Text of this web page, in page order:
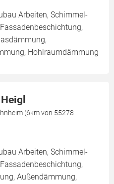
Arbeiten, Schimmel-
Hohlraumdämmung
(6km von 55278
Arbeiten, Schimmel-
Außendämmung,